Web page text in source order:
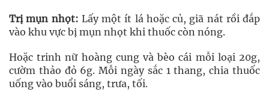
Trị mụn nhọt: Lấy một ít lá hoặc củ, giã nát rồi đắp
vào khu vực bị mụn nhọt khi thuốc còn nóng.
Hoặc trinh nữ hoàng cung và bèo cái mỗi loại 20g,
cườm thảo đỏ 6g. Mỗi ngày sắc 1 thang, chia thuốc
uống vào buổi sáng, trưa, tối.